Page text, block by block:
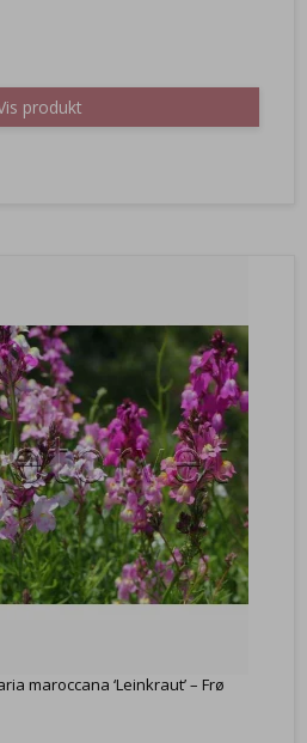
produkt
maroccana ‘Leinkraut’ – Frø